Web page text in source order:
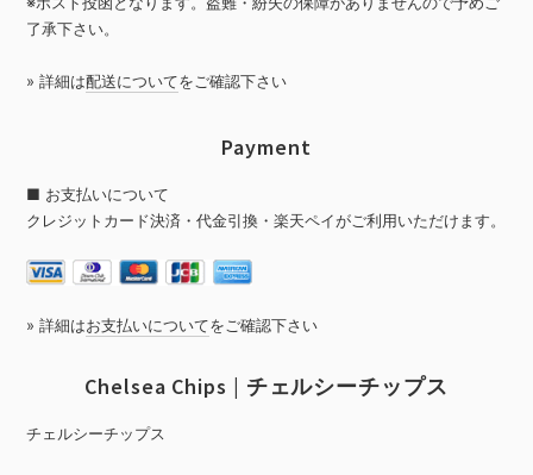
了承下さい。
» 詳細は配送についてをご確認下さい
Payment
■ お支払いについて
クレジットカード決済・代金引換・楽天ペイがご利用いただけます。
» 詳細はお支払いについてをご確認下さい
Chelsea Chips | チェルシーチップス
チェルシーチップス